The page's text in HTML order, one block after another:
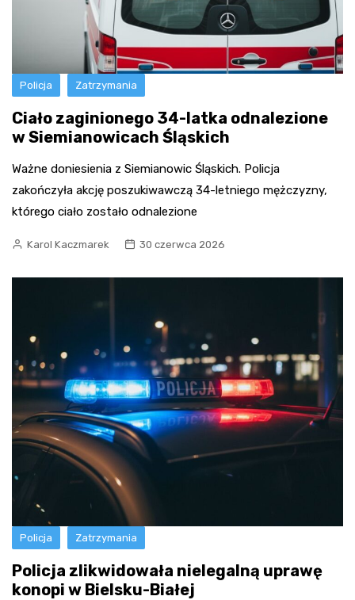
Policja Zatrzymania
Ciało zaginionego 34-latka odnalezione
w Siemianowicach Śląskich
Ważne doniesienia z Siemianowic Śląskich. Policja
zakończyła akcję poszukiwawczą 34-letniego mężczyzny,
którego ciało zostało odnalezione
Karol Kaczmarek 30 czerwca 2026
Policja Zatrzymania
Policja zlikwidowała nielegalną uprawę
konopi w Bielsku-Białej